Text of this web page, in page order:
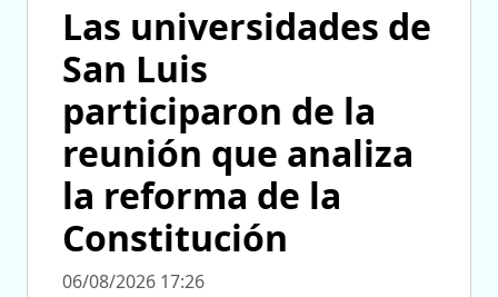
Las universidades de
San Luis
participaron de la
reunión que analiza
la reforma de la
Constitución
06/08/2026 17:26